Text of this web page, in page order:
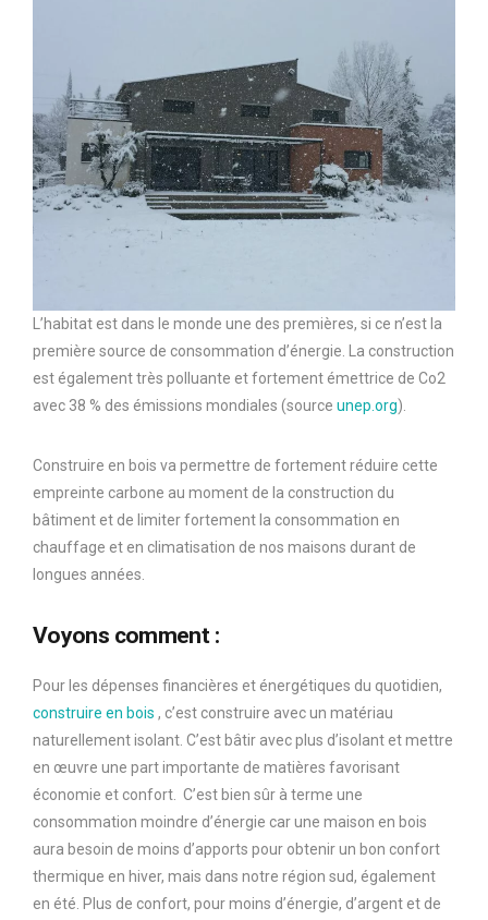
L’habitat est dans le monde une des premières, si ce n’est la
première source de consommation d’énergie. La construction
est également très polluante et fortement émettrice de Co2
avec 38 % des émissions mondiales (source unep.org).
Construire en bois va permettre de fortement réduire cette
empreinte carbone au moment de la construction du
bâtiment et de limiter fortement la consommation en
chauffage et en climatisation de nos maisons durant de
longues années.
Voyons comment :
Pour les dépenses financières et énergétiques du quotidien,
construire en bois , c’est construire avec un matériau
naturellement isolant. C’est bâtir avec plus d’isolant et mettre
en œuvre une part importante de matières favorisant
économie et confort. C’est bien sûr à terme une
consommation moindre d’énergie car une maison en bois
aura besoin de moins d’apports pour obtenir un bon confort
thermique en hiver, mais dans notre région sud, également
en été. Plus de confort, pour moins d’énergie, d’argent et de